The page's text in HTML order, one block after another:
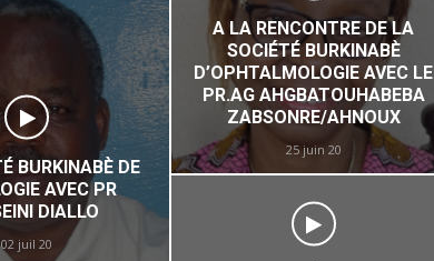
BURKINABÈ DE
AVEC PR
DIALLO
02 juil 20
A LA RENCONTRE DE LA
SOCIÉTÉ BURKINABÈ
D’OPHTALMOLOGIE AVEC LE
PR.AG AHGBATOUHABEBA
ZABSONRE/AHNOUX
25 juin 20